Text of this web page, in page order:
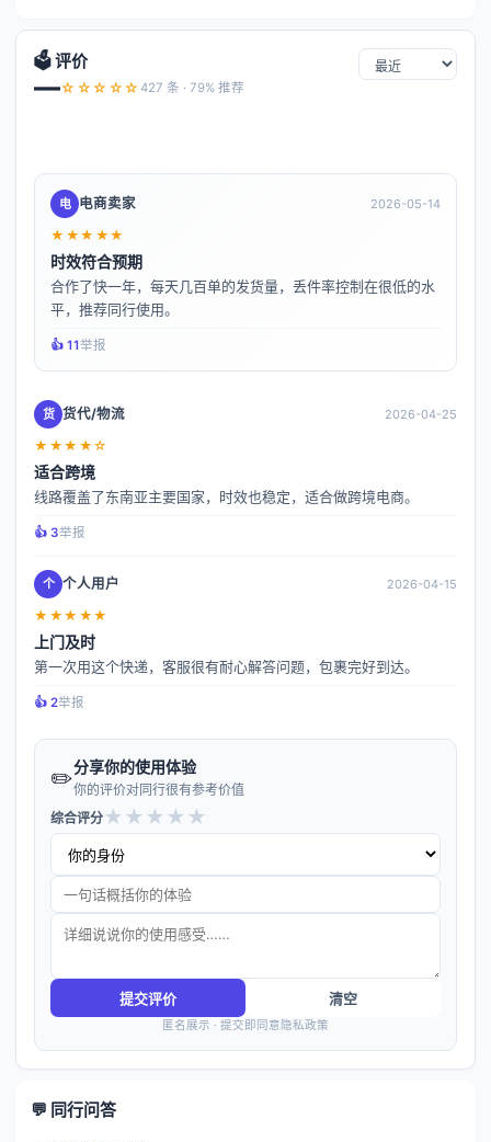
🗳️ 评价
—☆☆☆☆☆ 427 条 · 79% 推荐
电 电商卖家 2026-05-14
★★★★★
时效符合预期
合作了快一年，每天几百单的发货量，丢件率控制在很低的水
平，推荐同行使用。
👍️ 11举报
货 货代/物流 2026-04-25
★★★★☆
适合跨境
线路覆盖了东南亚主要国家，时效也稳定，适合做跨境电商。
👍️ 3举报
个 个人用户 2026-04-15
★★★★★
上门及时
第一次用这个快递，客服很有耐心解答问题，包裹完好到达。
👍️ 2举报
✏️分享你的使用体验
你的评价对同行很有参考价值
综合评分★ ★ ★ ★ ★
提交评价 清空
匿名展示 · 提交即同意隐私政策
💬 同行问答